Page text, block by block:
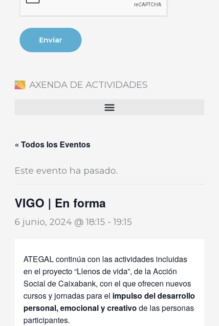
AXENDA DE ACTIVIDADES
« Todos los Eventos
Este evento ha pasado.
VIGO | En forma
6 junio, 2024 @ 18:15 -19:15
ATEGAL continúa con las actividades incluidas
en el proyecto “Llenos de vida”, de la Acción
Social de Caixabank, con el que ofrecen nuevos
cursos y jornadas para el impulso del desarrollo
personal, emocional y creativo de las personas
participantes.